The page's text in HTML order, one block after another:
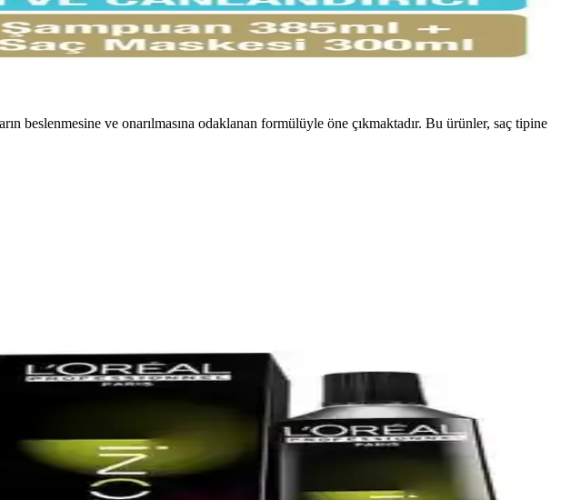
ve onarılmasına odaklanan formülüyle öne çıkmaktadır. Bu ürünler, saç tipine
Beğenisini Kazanıyor
sağlar ve estetik görünüm sunar.
kazandırır. Düzenli kullanım ile etkili sonuçlar sağlar.